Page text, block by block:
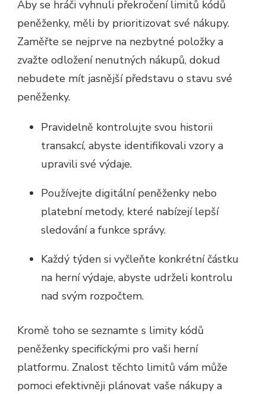
Aby se hráči vyhnuli překročení limitů kódů
peněženky, měli by prioritizovat své nákupy.
Zaměřte se nejprve na nezbytné položky a
zvažte odložení nenutných nákupů, dokud
nebudete mít jasnější představu o stavu své
peněženky.
Pravidelně kontrolujte svou historii
transakcí, abyste identifikovali vzory a
upravili své výdaje.
Používejte digitální peněženky nebo
platební metody, které nabízejí lepší
sledování a funkce správy.
Každý týden si vyčleňte konkrétní částku
na herní výdaje, abyste udrželi kontrolu
nad svým rozpočtem.
Kromě toho se seznamte s limity kódů
peněženky specifickými pro vaši herní
platformu. Znalost těchto limitů vám může
pomoci efektivněji plánovat vaše nákupy a